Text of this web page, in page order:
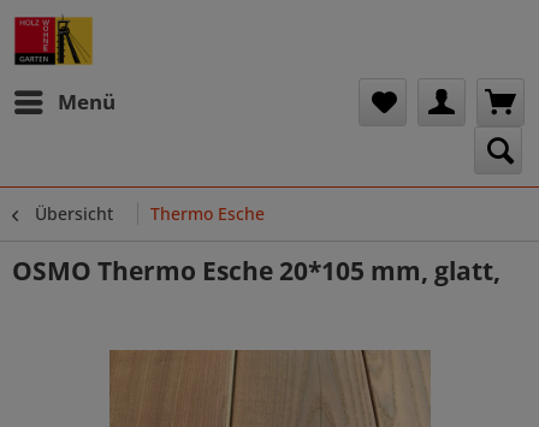
Menü
Übersicht Thermo Esche
OSMO Thermo Esche 20*105 mm, glatt,